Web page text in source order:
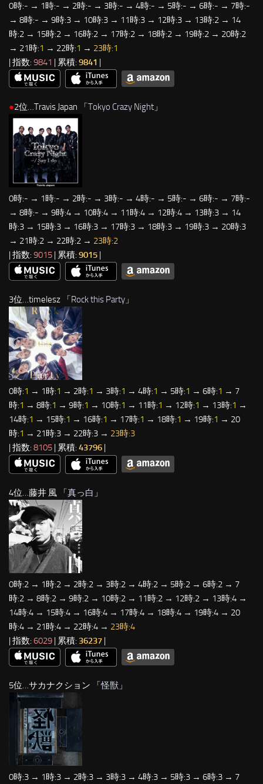
0時:- → 1時:- → 2時:- → 3時:- → 4時:- → 5時:- → 6時:- → 7時:-
→ 8時:- → 9時:3 → 10時:3 → 11時:3 → 12時:3 → 13時:2 → 14
時:2 → 15時:2 → 16時:2 → 17時:2 → 18時:2 → 19時:2 → 20時:2
→ 21時:1 → 22時:1 → 23時:1
| 指数: 9841 | 累積: 9841 |
●2位…Travis Japan 「Tokyo Crazy Night 」
0時:- → 1時:- → 2時:- → 3時:- → 4時:- → 5時:- → 6時:- → 7時:-
→ 8時:- → 9時:4 → 10時:4 → 11時:4 → 12時:4 → 13時:3 → 14
時:3 → 15時:3 → 16時:3 → 17時:3 → 18時:3 → 19時:3 → 20時:3
→ 21時:2 → 22時:2 → 23時:2
| 指数: 9015 | 累積: 9015 |
3位…timelesz 「 Rock this Party 」
0時:1 → 1時:1 → 2時:1 → 3時:1 → 4時:1 → 5時:1 → 6時:1 → 7
時:1 → 8時:1 → 9時:1 → 10時:1 → 11時:1 → 12時:1 → 13時:1 →
14時:1 → 15時:1 → 16時:1 → 17時:1 → 18時:1 → 19時:1 → 20
時:1 → 21時:3 → 22時:3 → 23時:3
| 指数: 8105 | 累積: 43796
4位…藤井 風 「真っ白 」
0時:2 → 1時:2 → 2時:2 → 3時:2 → 4時:2 → 5時:2 → 6時:2 → 7
時:2 → 8時:2 → 9時:2 → 10時:2 → 11時:2 → 12時:2 → 13時:4 →
14時:4 → 15時:4 → 16時:4 → 17時:4 → 18時:4 → 19時:4 → 20
時:4 → 21時:4 → 22時:4 → 23時:4
| 指数: 6029 | 累積: 36237 |
5位…サカナクション 「怪獣 」
0時:3 → 1時:3 → 2時:3 → 3時:3 → 4時:3 → 5時:3 → 6時:3 → 7